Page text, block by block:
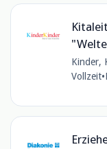
Kinder,
Vollzeit•